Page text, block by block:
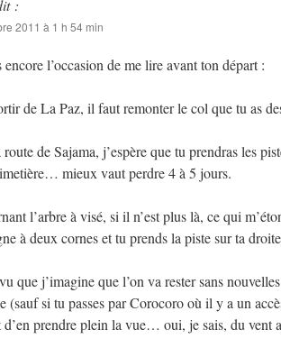
:
2011 à 1 h 54 min
encore l’occasion de me lire avant ton départ :
de La Paz, il faut remonter le col que tu as
de Sajama, j’espère que tu prendras les
mieux vaut perdre 4 à 5 jours.
l’arbre à visé, si il n’est plus là, ce qui
à deux cornes et tu prends la piste sur ta
que j’imagine que l’on va rester sans
(sauf si tu passes par Corocoro où il y a un
d’en prendre plein la vue… oui, je sais, du vent